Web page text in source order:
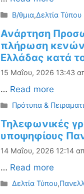
Κατηγορίες
Β/θμια,Δελτία Τύπου
Ανάρτηση
πλήρωση κενών
Ελλάδας κατά
15 Μαΐου, 2026 13:43
… Read more
Κατηγορίες
Πρότυπα &
Τηλεφωνικές
υποψηφίους
14 Μαΐου, 2026 12:14
… Read more
Κατηγορίες
Δελτία Τύπου,